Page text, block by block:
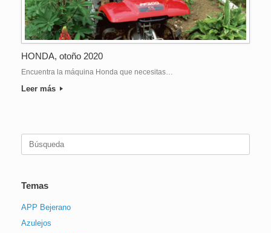
HONDA, otoño 2020
Encuentra la máquina Honda que necesitas…
Leer más
Buscar:
Temas
APP Bejerano
Azulejos